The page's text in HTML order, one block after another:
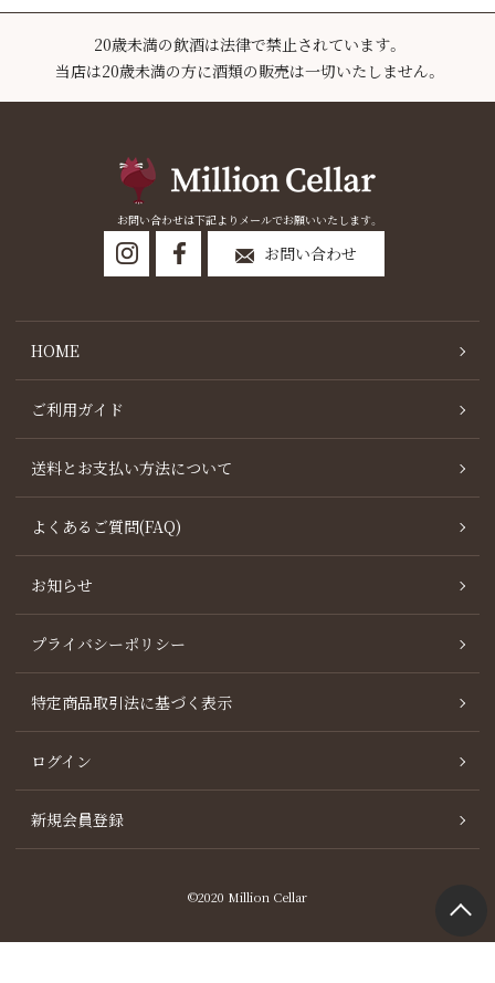
20歳未満の飲酒は法律で禁止されています。
当店は20歳未満の方に酒類の販売は一切いたしません。
お問い合わせは下記よりメールでお願いいたします。
お問い合わせ
HOME
ご利用ガイド
送料とお支払い方法について
よくあるご質問(FAQ)
お知らせ
プライバシーポリシー
特定商品取引法に基づく表示
ログイン
新規会員登録
©2020 Million Cellar